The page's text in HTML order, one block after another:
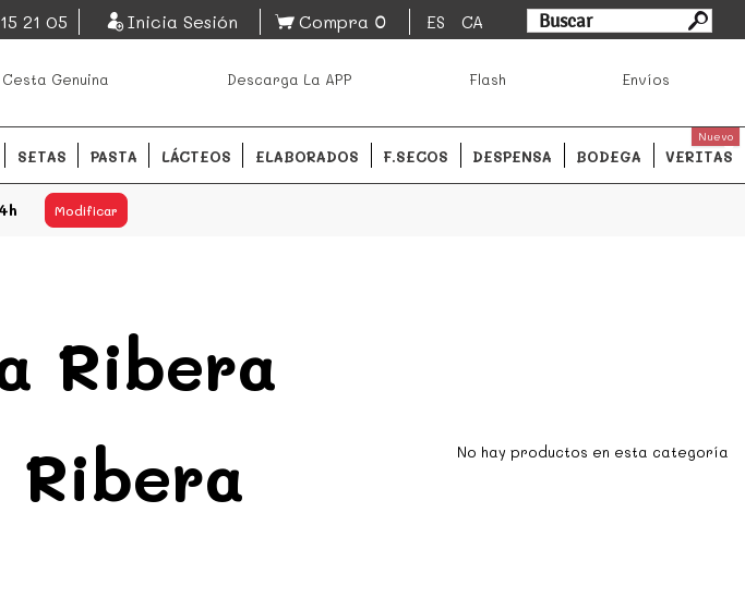
EsDeMercado.com
Barcelona y de productores locales.
21 05 Inicia Sesión Compra 0 ES CA
Cesta Genuina Descarga La APP Flash Envíos
SETAS PASTA LÁCTEOS ELABORADOS F.SECOS DESPENSA BODEGA VERITAS
Nuevo
Modificar
Ribera
No hay productos en esta categoría